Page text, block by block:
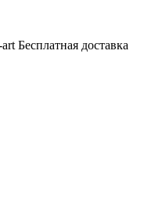
Бесплатная доставка